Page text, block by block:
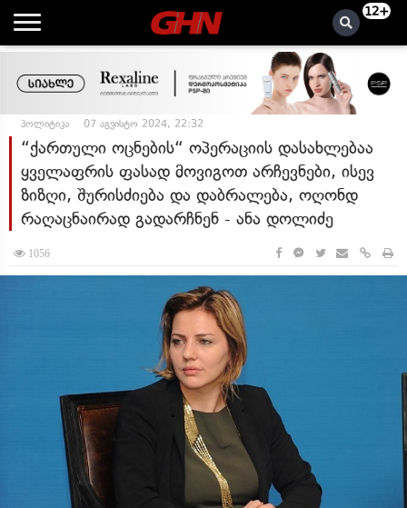
12+
პოლიტიკა 07 აგვისტო 2024, 22:32
“ქართული ოცნების“ ოპერაციის დასახლებაა
ყველაფრის ფასად მოვიგოთ არჩევნები, ისევ
ზიზღი, შურისძიება და დაბრალება, ოღონდ
რაღაცნაირად გადარჩნენ - ანა დოლიძე
1056